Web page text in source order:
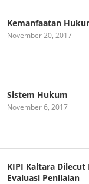
Kemanfaatan
November 20, 2017
Sistem Hukum
November 6, 2017
KIPI Kaltara
Evaluasi Penilaian